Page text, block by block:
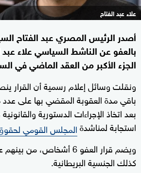
علاء عبد الفتاح
أصدر الرئيس المصري عبد الفتاح
بالعفو عن الناشط السياسي علاء
الجزء الأكبر من العقد الماضي في
ونقلت وسائل إعلام رسمية أن القرار
باقي مدة العقوبة المقضي بها على
بعد اتخاذ الإجراءات الدستورية
استجابة لمناشدةالمجلس القومي
ويضم قرار العفو 6 أشخاص،
كذلك الجنسية البريطانية.